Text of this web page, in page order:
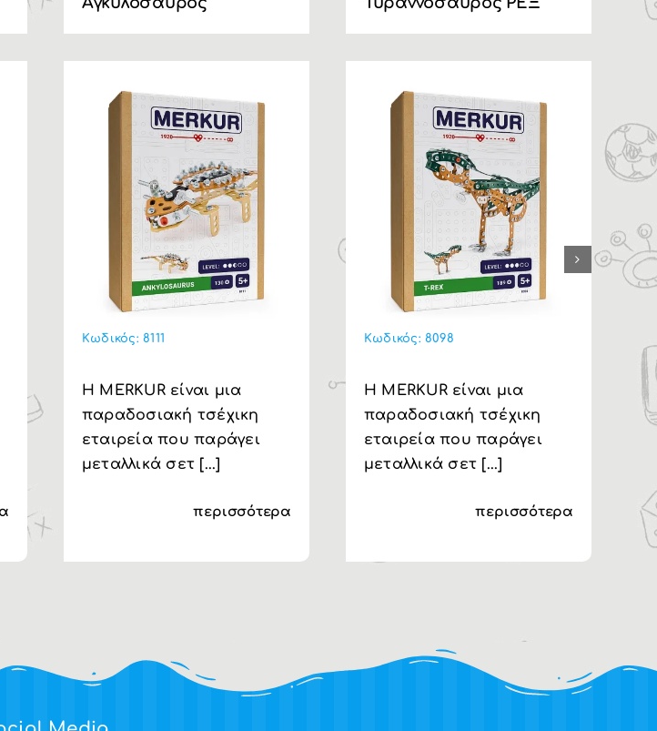
Κωδικός:8111
H MERKUR είναι μια
παραδοσιακή τσέχικη
εταιρεία που παράγει
μεταλλικά σετ [...]
περισσότερα
Κωδικός:8098
H MERKUR είναι μια
παραδοσιακή τσέχικη
εταιρεία που παράγει
μεταλλικά σετ [...]
περισσότερα